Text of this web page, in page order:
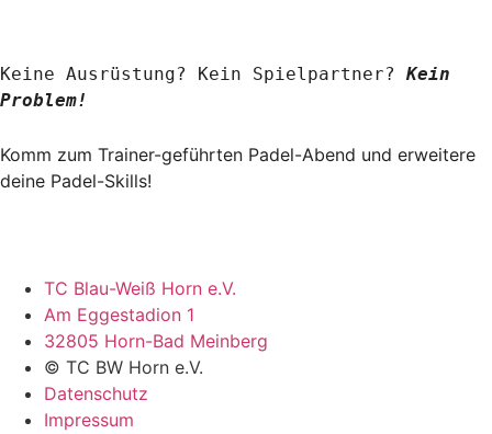
Keine Ausrüstung? Kein Spielpartner? Kein
Problem!
Komm zum Trainer-geführten Padel-Abend und erweitere
deine Padel-Skills!
TC Blau-Weiß Horn e.V.
Am Eggestadion 1
32805 Horn-Bad Meinberg
© TC BW Horn e.V.
Datenschutz
Impressum